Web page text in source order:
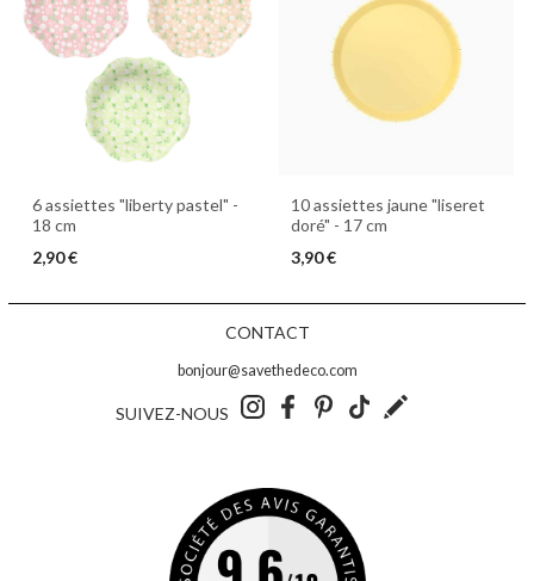
6 assiettes "liberty pastel" -
18 cm
2,90 €
10 assiettes jaune "liseret
doré" - 17 cm
3,90 €
CONTACT
bonjour@savethedeco.com
SUIVEZ-NOUS